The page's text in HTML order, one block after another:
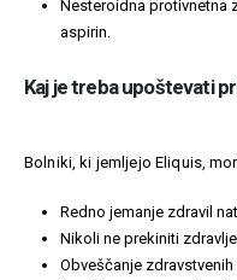
Nesteroidna protivnetna
aspirin.
Kaj je treba upoštevati
Bolniki, ki jemljejo Eliquis,
Redno jemanje zdravil
Nikoli ne prekiniti
Obveščanje